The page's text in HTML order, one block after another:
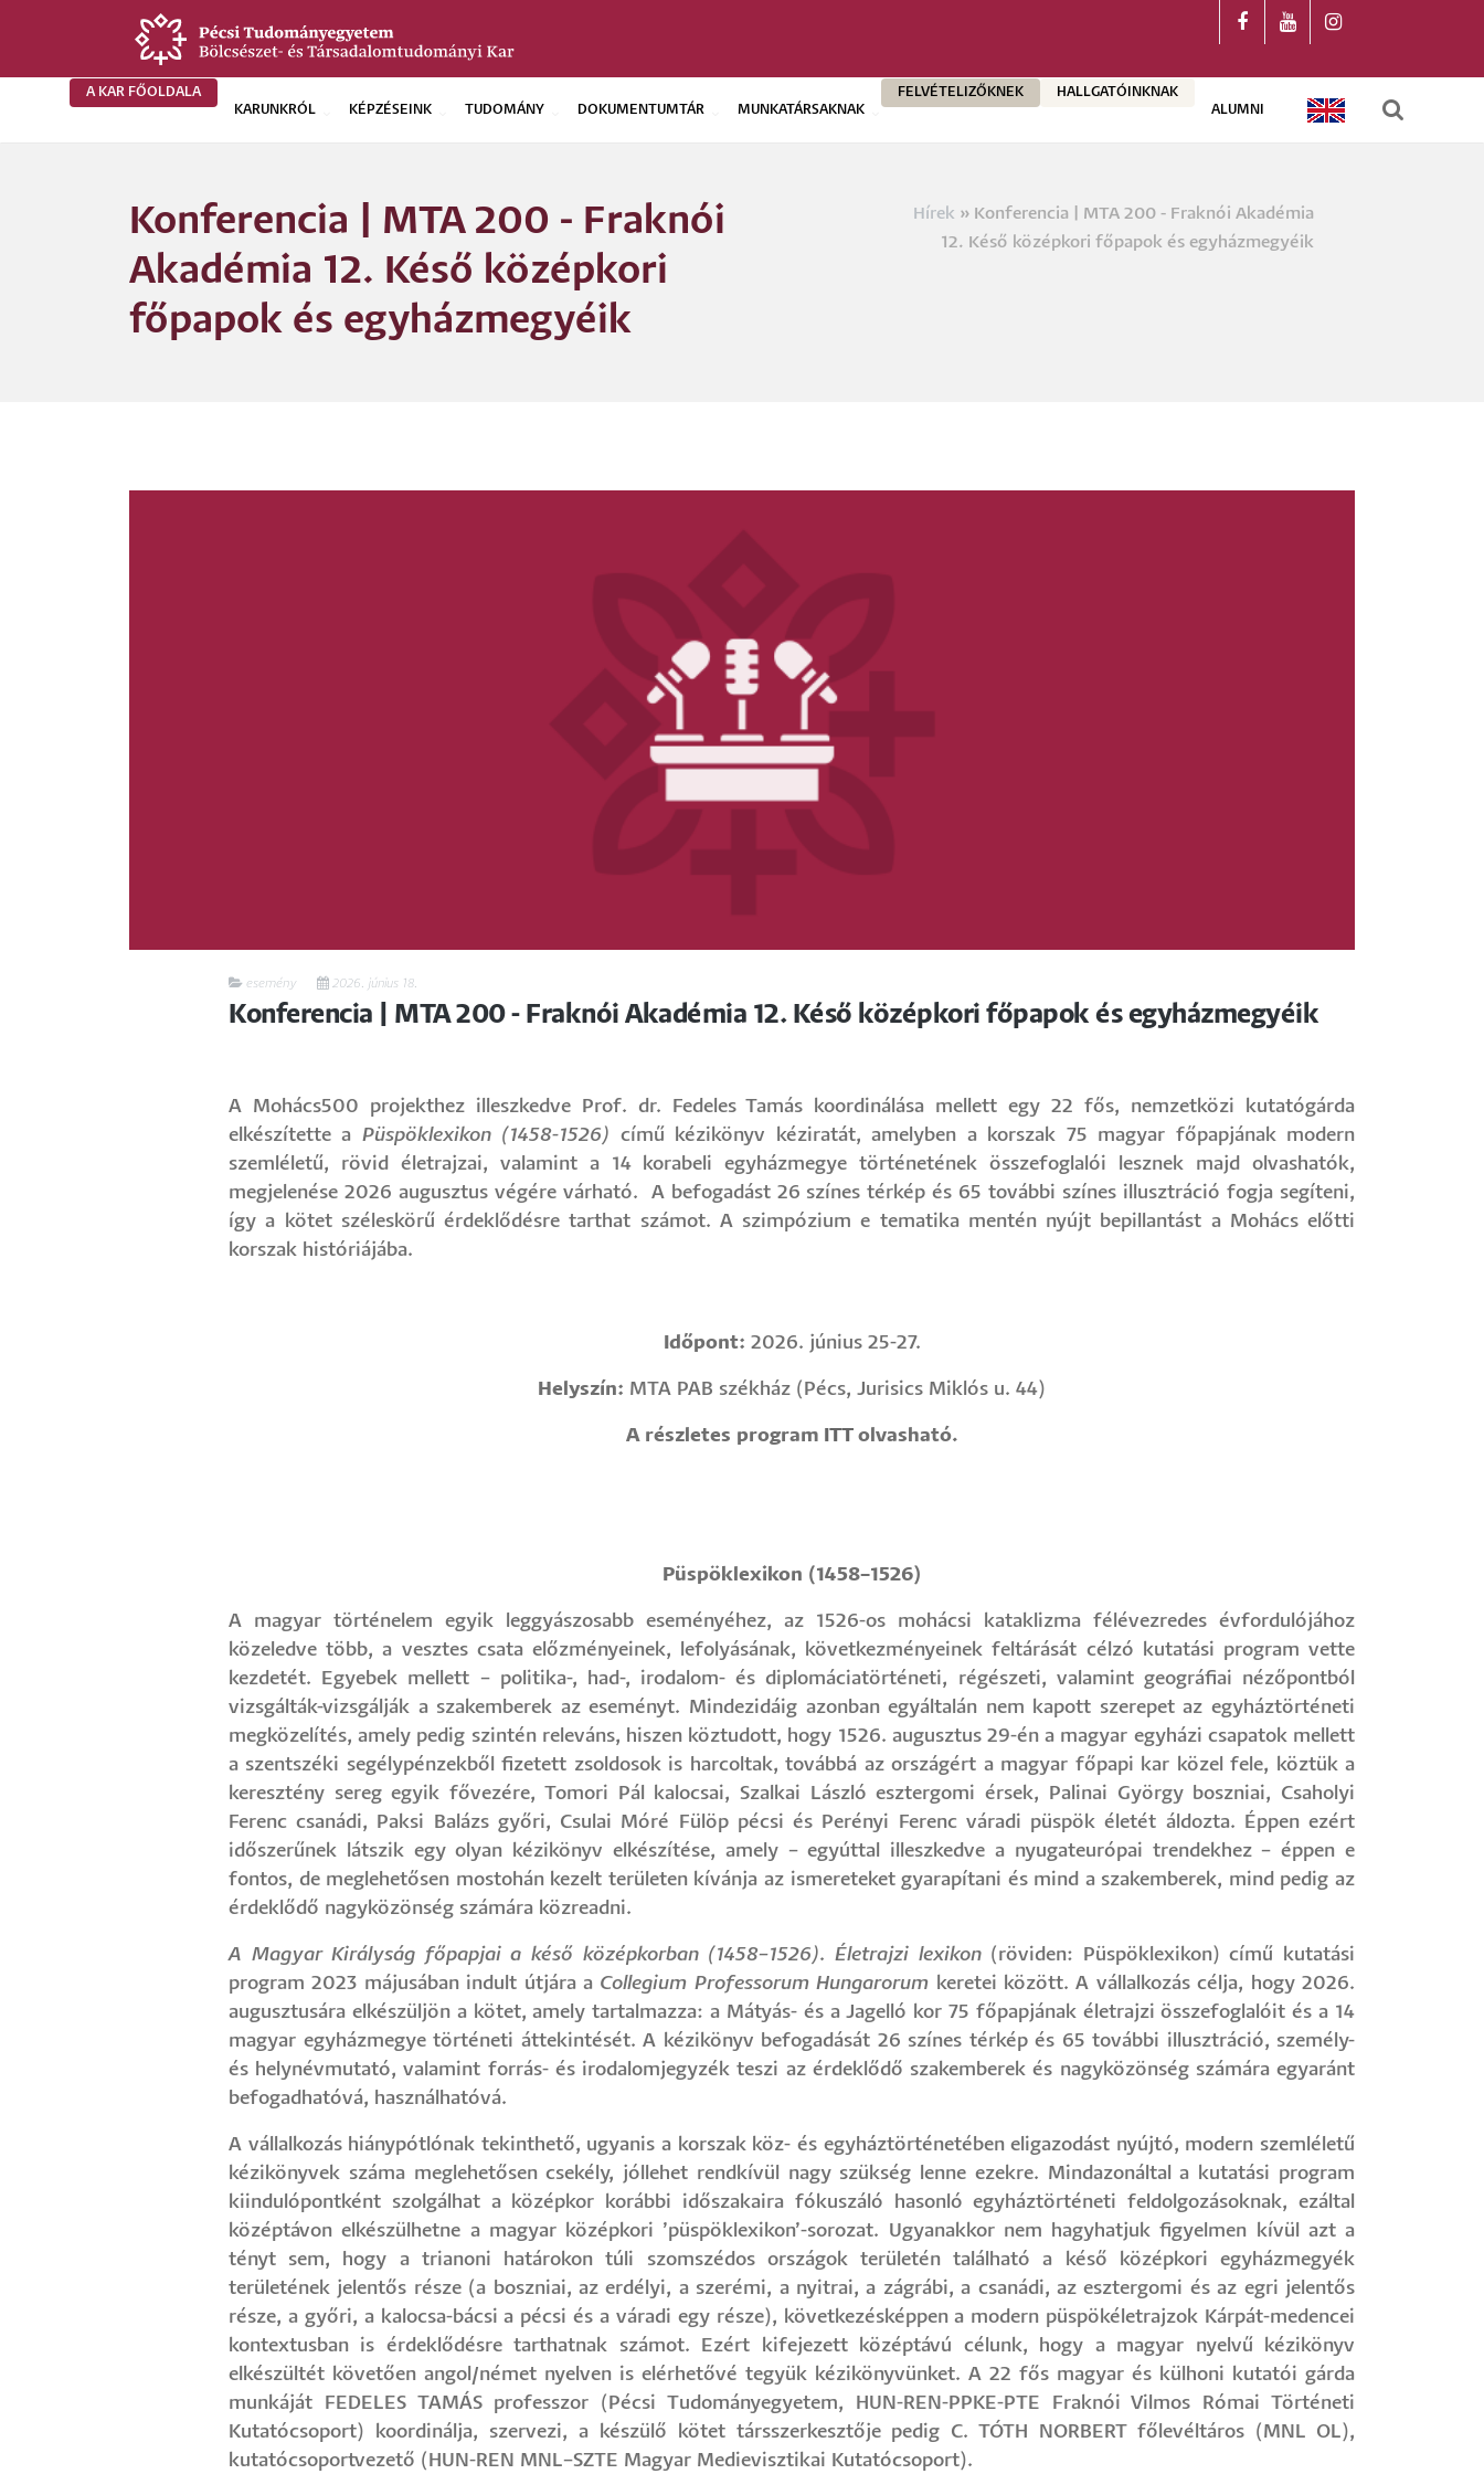
menü
A KAR FŐOLDALA
KARUNKRÓL
KÉPZÉSEINK TUDOMÁNY DOKUMENTUMTÁR MUNKATÁRSAKNAK
FELVÉTELIZŐKNEK
HALLGATÓINKNAK
ALUMNI
ENGLISH
Konferencia | MTA 200 - Fraknói
Akadémia 12. Késő középkori
főpapok és egyházmegyéik
Morzsa
Hírek
Konferencia | MTA 200 - Fraknói Akadémia
12. Késő középkori főpapok és egyházmegyéik
esemény 2026. június 18.
Konferencia | MTA 200 - Fraknói Akadémia 12. Késő középkori főpapok és egyházmegyéik
A Mohács500 projekthez illeszkedve Prof. dr. Fedeles Tamás koordinálása mellett egy 22 fős, nemzetközi kutatógárda
elkészítette a Püspöklexikon (1458-1526) című kézikönyv kéziratát, amelyben a korszak 75 magyar főpapjának modern
szemléletű, rövid életrajzai, valamint a 14 korabeli egyházmegye történetének összefoglalói lesznek majd olvashatók,
megjelenése 2026 augusztus végére várható. A befogadást 26 színes térkép és 65 további színes illusztráció fogja segíteni,
így a kötet széleskörű érdeklődésre tarthat számot. A szimpózium e tematika mentén nyújt bepillantást a Mohács előtti
korszak históriájába.
Időpont: 2026. június 25-27.
Helyszín: MTA PAB székház (Pécs, Jurisics Miklós u. 44)
A részletes program ITTolvasható.
Püspöklexikon (1458–1526)
A magyar történelem egyik leggyászosabb eseményéhez, az 1526-os mohácsi kataklizma félévezredes évfordulójához
közeledve több, a vesztes csata előzményeinek, lefolyásának, következményeinek feltárását célzó kutatási program vette
kezdetét. Egyebek mellett – politika-, had-, irodalom- és diplomáciatörténeti, régészeti, valamint geográfiai nézőpontból
vizsgálták-vizsgálják a szakemberek az eseményt. Mindezidáig azonban egyáltalán nem kapott szerepet az egyháztörténeti
megközelítés, amely pedig szintén releváns, hiszen köztudott, hogy 1526. augusztus 29-én a magyar egyházi csapatok mellett
a szentszéki segélypénzekből fizetett zsoldosok is harcoltak, továbbá az országért a magyar főpapi kar közel fele, köztük a
keresztény sereg egyik fővezére, Tomori Pál kalocsai, Szalkai László esztergomi érsek, Palinai György boszniai, Csaholyi
Ferenc csanádi, Paksi Balázs győri, Csulai Móré Fülöp pécsi és Perényi Ferenc váradi püspök életét áldozta. Éppen ezért
időszerűnek látszik egy olyan kézikönyv elkészítése, amely – egyúttal illeszkedve a nyugateurópai trendekhez – éppen e
fontos, de meglehetősen mostohán kezelt területen kívánja az ismereteket gyarapítani és mind a szakemberek, mind pedig az
érdeklődő nagyközönség számára közreadni.
A Magyar Királyság főpapjai a késő középkorban (1458–1526). Életrajzi lexikon(röviden: Püspöklexikon) című kutatási
program 2023 májusában indult útjára a Collegium Professorum Hungarorum keretei között. A vállalkozás célja, hogy 2026.
augusztusára elkészüljön a kötet, amely tartalmazza: a Mátyás- és a Jagelló kor 75 főpapjának életrajzi összefoglalóit és a 14
magyar egyházmegye történeti áttekintését. A kézikönyv befogadását 26 színes térkép és 65 további illusztráció, személy-
és helynévmutató, valamint forrás- és irodalomjegyzék teszi az érdeklődő szakemberek és nagyközönség számára egyaránt
befogadhatóvá, használhatóvá.
A vállalkozás hiánypótlónak tekinthető, ugyanis a korszak köz- és egyháztörténetében eligazodást nyújtó, modern szemléletű
kézikönyvek száma meglehetősen csekély, jóllehet rendkívül nagy szükség lenne ezekre. Mindazonáltal a kutatási program
kiindulópontként szolgálhat a középkor korábbi időszakaira fókuszáló hasonló egyháztörténeti feldolgozásoknak, ezáltal
középtávon elkészülhetne a magyar középkori ’püspöklexikon’-sorozat. Ugyanakkor nem hagyhatjuk figyelmen kívül azt a
tényt sem, hogy a trianoni határokon túli szomszédos országok területén található a késő középkori egyházmegyék
területének jelentős része (a boszniai, az erdélyi, a szerémi, a nyitrai, a zágrábi, a csanádi, az esztergomi és az egri jelentős
része, a győri, a kalocsa-bácsi a pécsi és a váradi egy része), következésképpen a modern püspökéletrajzok Kárpát-medencei
kontextusban is érdeklődésre tarthatnak számot. Ezért kifejezett középtávú célunk, hogy a magyar nyelvű kézikönyv
elkészültét követően angol/német nyelven is elérhetővé tegyük kézikönyvünket. A 22 fős magyar és külhoni kutatói gárda
munkáját FEDELES TAMÁS professzor (Pécsi Tudományegyetem, HUN-REN-PPKE-PTE Fraknói Vilmos Római Történeti
Kutatócsoport) koordinálja, szervezi, a készülő kötet társszerkesztője pedig C. TÓTH NORBERT főlevéltáros (MNL OL),
kutatócsoportvezető (HUN-REN MNL–SZTE Magyar Medievisztikai Kutatócsoport).